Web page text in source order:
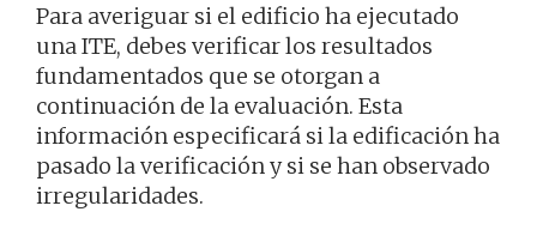
Para averiguar si el edificio ha ejecutado
una ITE, debes verificar los resultados
fundamentados que se otorgan a
continuación de la evaluación. Esta
información especificará si la edificación ha
pasado la verificación y si se han observado
irregularidades.